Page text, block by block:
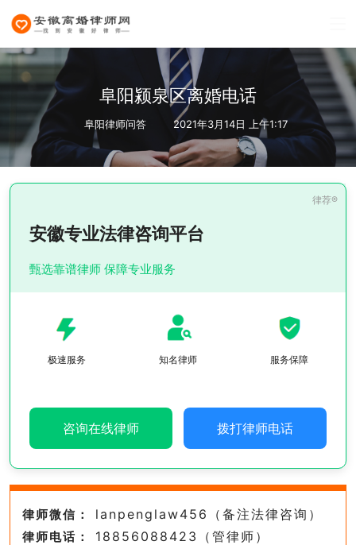
阜阳颍泉区离婚电话
阜阳律师问答 2021年3月14日 上午1:17
安徽专业法律咨询平台
甄选靠谱律师 保障专业服务
极速服务 知名律师 服务保障
咨询在线律师 拨打律师电话
律师微信： lanpenglaw456（备注法律咨询）
律师电话： 18856088423（管律师）